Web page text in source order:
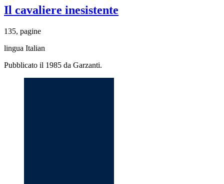
Il cavaliere inesistente
135, pagine
lingua Italian
Pubblicato il 1985 da Garzanti.